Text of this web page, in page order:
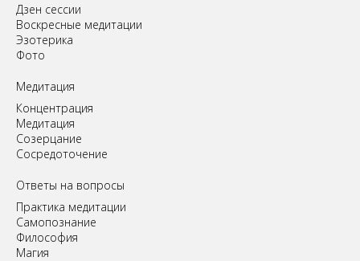
Дзен сессии
Воскресные медитации
Эзотерика
Фото
Медитация
Концентрация
Медитация
Созерцание
Сосредоточение
Ответы на вопросы
Практика медитации
Самопознание
Философия
Магия